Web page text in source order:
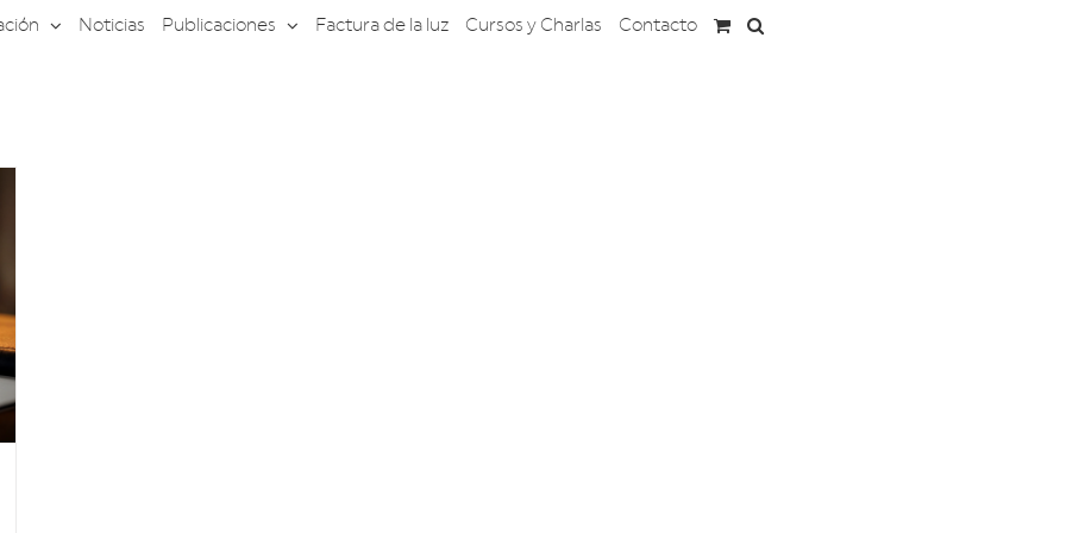
Noticias Publicaciones Factura de la luz Cursos y Charlas Contacto